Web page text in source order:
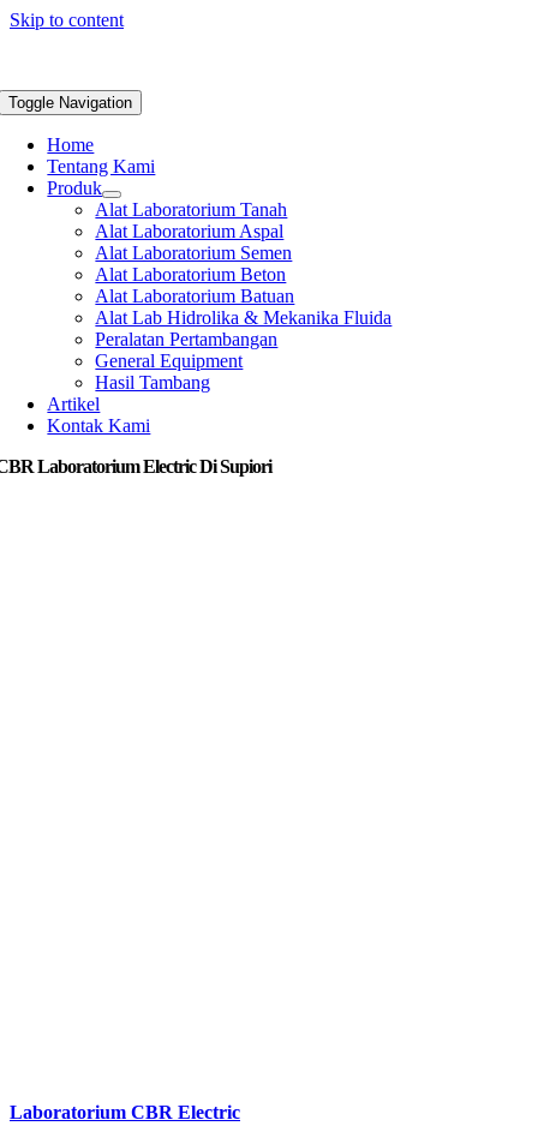
Skip to content
Toggle Navigation
Home
Tentang Kami
Produk
Alat Laboratorium Tanah
Alat Laboratorium Aspal
Alat Laboratorium Semen
Alat Laboratorium Beton
Alat Laboratorium Batuan
Alat Lab Hidrolika & Mekanika Fluida
Peralatan Pertambangan
General Equipment
Hasil Tambang
Artikel
Kontak Kami
Laboratorium Electric Di Supiori
Laboratorium CBR Electric